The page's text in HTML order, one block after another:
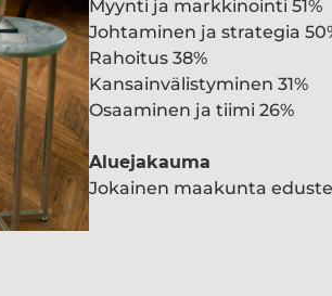
Myynti ja markkinointi 51%
Johtaminen ja strategia
Rahoitus 38%
Kansainvälistyminen 31%
Osaaminen ja tiimi 26%
Aluejakauma
Jokainen maakunta